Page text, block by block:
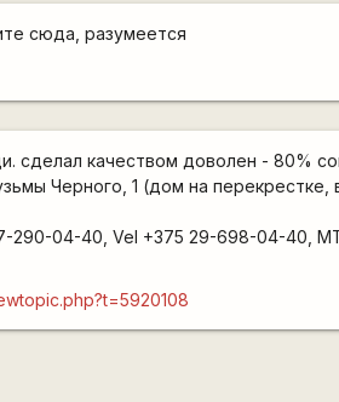
сюда, разумеется
сделал качеством доволен - 80%
Черного, 1 (дом на
290-04-40, Vel +375 29-698-04-40,